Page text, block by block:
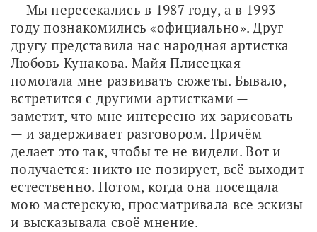
— Мы пересекались в 1987 году, а в 1993
году познакомились «официально». Друг
другу представила нас народная артистка
Любовь Кунакова. Майя Плисецкая
помогала мне развивать сюжеты. Бывало,
встретится с другими артистками —
заметит, что мне интересно их зарисовать
— и задерживает разговором. Причём
делает это так, чтобы те не видели. Вот и
получается: никто не позирует, всё выходит
естественно. Потом, когда она посещала
мою мастерскую, просматривала все эскизы
и высказывала своё мнение.